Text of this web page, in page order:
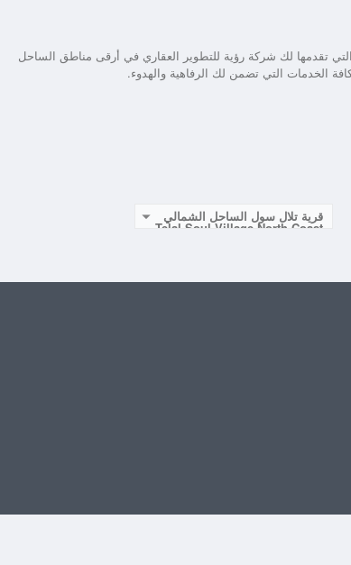
التي تقدمها لك شركة رؤية للتطوير العقاري في أرقى مناطق الساحل
الخدمات التي تضمن لك الرفاهية والهدوء.
قرية تلال سول الساحل الشمالي
Telal Soul Village North Coast